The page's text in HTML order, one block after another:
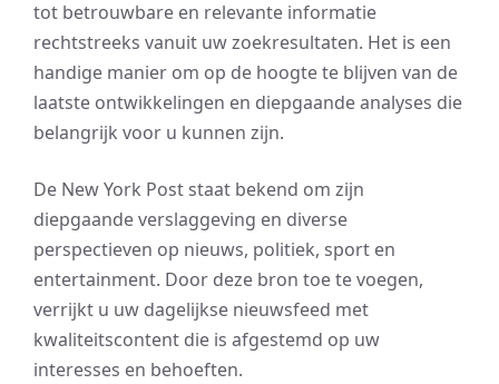
tot betrouwbare en relevante informatie
rechtstreeks vanuit uw zoekresultaten. Het is een
handige manier om op de hoogte te blijven van de
laatste ontwikkelingen en diepgaande analyses die
belangrijk voor u kunnen zijn.
De New York Post staat bekend om zijn
diepgaande verslaggeving en diverse
perspectieven op nieuws, politiek, sport en
entertainment. Door deze bron toe te voegen,
verrijkt u uw dagelijkse nieuwsfeed met
kwaliteitscontent die is afgestemd op uw
interesses en behoeften.